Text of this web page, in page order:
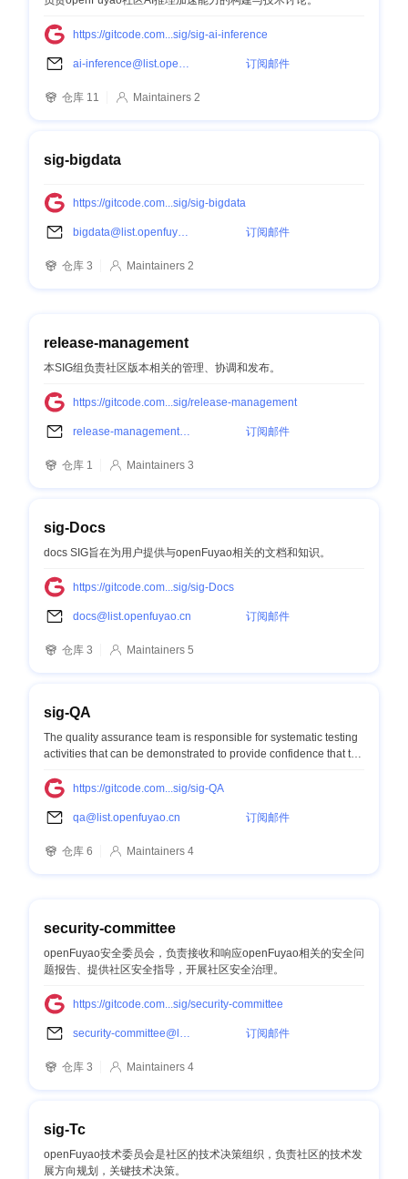
https://gitcode.com...sig/sig-ai-inference
ai-inference@list.openfuyao.cn 订阅邮件
仓库 11 Maintainers 2
sig-bigdata
https://gitcode.com...sig/sig-bigdata
bigdata@list.openfuyao.cn 订阅邮件
仓库 3 Maintainers 2
release-management
本SIG组负责社区版本相关的管理、协调和发布。
https://gitcode.com...sig/release-management
release-management@list.openfuyao.cn 订阅邮件
仓库 1 Maintainers 3
sig-Docs
docs SIG旨在为用户提供与openFuyao相关的文档和知识。
https://gitcode.com...sig/sig-Docs
docs@list.openfuyao.cn 订阅邮件
仓库 3 Maintainers 5
sig-QA
The quality assurance team is responsible for systematic testing
activities that can be demonstrated to provide confidence that the
https://gitcode.com...sig/sig-QA
qa@list.openfuyao.cn 订阅邮件
仓库 6 Maintainers 4
security-committee
openFuyao安全委员会，负责接收和响应openFuyao相关的安全问
题报告、提供社区安全指导，开展社区安全治理。
https://gitcode.com...sig/security-committee
security-committee@list.openfuyao.cn 订阅邮件
仓库 3 Maintainers 4
sig-Tc
openFuyao技术委员会是社区的技术决策组织，负责社区的技术发
展方向规划，关键技术决策。